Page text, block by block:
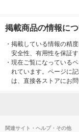
掲載商品の情報に
・ 掲載している情報の精
安全性、有用性を保証
・ 現在ご覧になっている
れています。ページに
は、直接各ストアにお問
関連サイト・ヘルプ・その他